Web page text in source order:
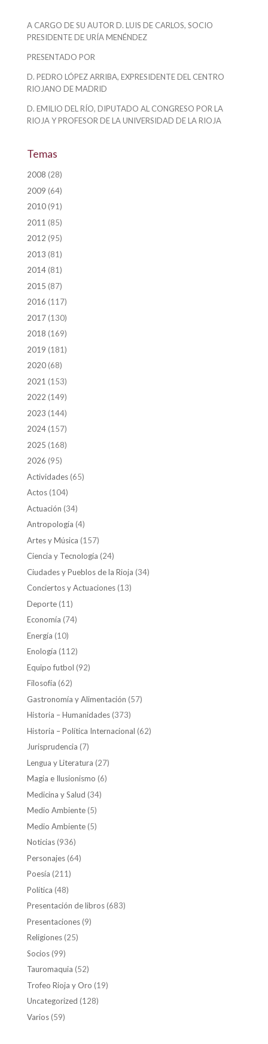
A CARGO DE SU AUTOR D. LUIS DE CARLOS, SOCIO
PRESIDENTE DE URÍA MENÉNDEZ
PRESENTADO POR
D. PEDRO LÓPEZ ARRIBA, EXPRESIDENTE DEL CENTRO
RIOJANO DE MADRID
D. EMILIO DEL RÍO, DIPUTADO AL CONGRESO POR LA
RIOJA Y PROFESOR DE LA UNIVERSIDAD DE LA RIOJA
Temas
2008 (28)
2009 (64)
2010(91)
2011 (85)
2012 (95)
2013 (81)
2014(81)
2015 (87)
2016 (117)
2017(130)
2018 (169)
2019 (181)
2020(68)
2021 (153)
2022 (149)
2023 (144)
2024(157)
2025 (168)
2026 (95)
Actividades(65)
Actos(104)
Actuación (34)
Antropología (4)
Artes y Música (157)
Ciencia y Tecnología (24)
Ciudades y Pueblos de la Rioja (34)
Conciertos y Actuaciones(13)
Deporte(11)
Economía (74)
Energía (10)
Enología (112)
Equipo futbol (92)
Filosofía (62)
Gastronomía y Alimentación (57)
Historia – Humanidades(373)
Historia – Política Internacional (62)
Jurisprudencia (7)
Lengua y Literatura (27)
Magia e Ilusionismo (6)
Medicina y Salud (34)
Medio Ambiente(5)
Medio Ambiente(5)
Noticias(936)
Personajes(64)
Poesía (211)
Política (48)
Presentación de libros(683)
Presentaciones(9)
Religiones(25)
Socios(99)
Tauromaquia (52)
Trofeo Rioja y Oro (19)
Uncategorized (128)
Varios(59)